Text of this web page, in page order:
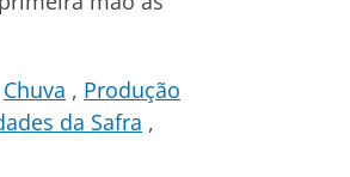
Chuva
Produção
da Safra